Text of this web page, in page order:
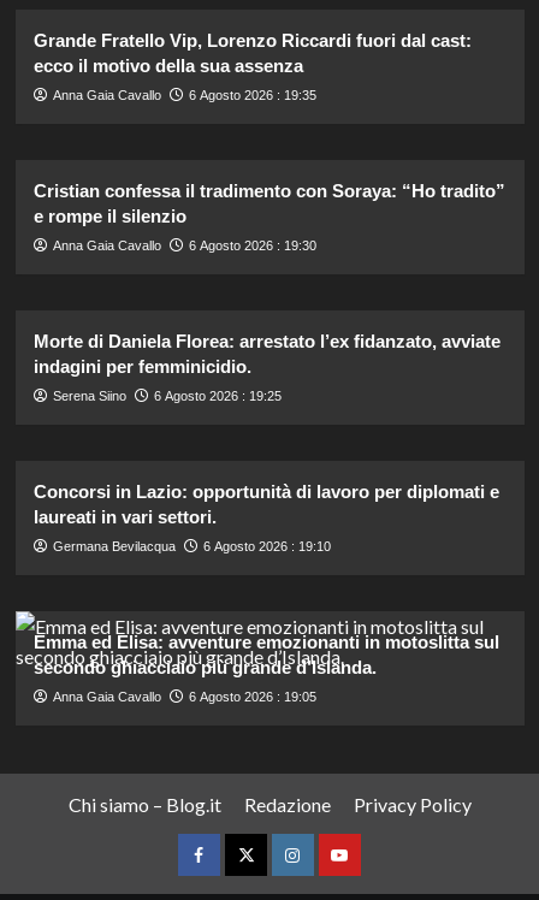
Grande Fratello Vip, Lorenzo Riccardi fuori dal cast:
ecco il motivo della sua assenza
Anna Gaia Cavallo 6 Agosto 2026 : 19:35
Cristian confessa il tradimento con Soraya: “Ho tradito”
e rompe il silenzio
Anna Gaia Cavallo 6 Agosto 2026 : 19:30
Morte di Daniela Florea: arrestato l’ex fidanzato, avviate
indagini per femminicidio.
Serena Siino 6 Agosto 2026 : 19:25
Concorsi in Lazio: opportunità di lavoro per diplomati e
laureati in vari settori.
Germana Bevilacqua 6 Agosto 2026 : 19:10
Emma ed Elisa: avventure emozionanti in motoslitta sul
secondo ghiacciaio più grande d’Islanda.
Anna Gaia Cavallo 6 Agosto 2026 : 19:05
Chi siamo – Blog.it Redazione Privacy Policy
FacebookTwitterInstagramYouTube